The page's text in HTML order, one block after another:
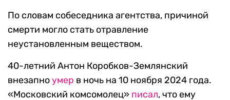
По словам собеседника агентства, причиной
смерти могло стать отравление
неустановленным веществом.
40-летний Антон Коробков-Землянский
внезапноумер в ночь на 10 ноября 2024 года.
«Московский комсомолец» писал, что ему